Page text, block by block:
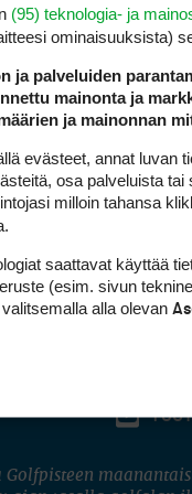
Golfpisteen
(95) teknologia- ja
ominaisuuk­sista)
ja palveluiden
mainonta ja
ja mainonnan
evästeet, annat luvan
osa palveluista tai
milloin tahansa
saattavat käyttää
(esim. sivun
alla olevan